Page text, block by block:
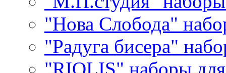
"Нова Слобода"
"Радуга бисера"
"RIOLIS" наборы